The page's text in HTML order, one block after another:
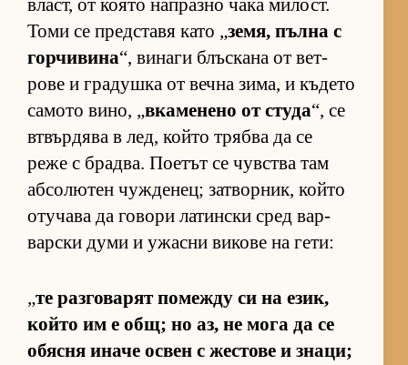
власт, от ко­ято нап­разно чака ми­лост.
Томи се пред­с­тавя като „зе­мя, пълна с
гор­чи­вина“, ви­наги блъс­кана от вет­
рове и гра­душка от вечна зи­ма, и къ­дето
са­мото ви­но, „вка­ме­нено от студа“, се
втвър­дява в лед, който трябва да се
реже с брад­ва. По­е­тът се чув­с­тва там
аб­со­лю­тен чуж­де­нец; зат­вор­ник, който
оту­чава да го­вори ла­тин­ски сред вар­
вар­ски думи и ужасни ви­кове на ге­ти:
„те раз­го­ва­рят по­между си на език,
който им е общ; но аз, не мога да се
обясня иначе ос­вен с жес­тове и зна­ци;